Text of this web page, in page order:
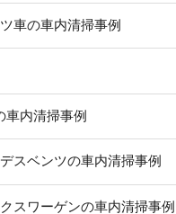
車の車内清掃事例
車内清掃事例
スベンツの車内清掃事例
スワーゲンの車内清掃事例